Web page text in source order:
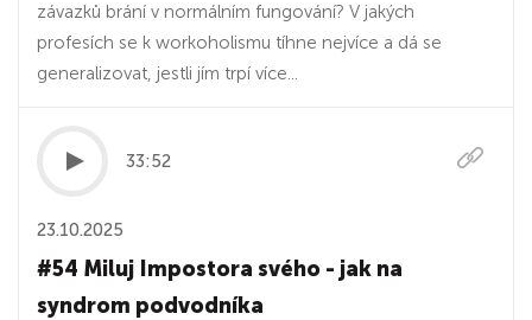
závazků brání v normálním fungování? V jakých
profesích se k workoholismu tíhne nejvíce a dá se
generalizovat, jestli jím trpí více...
33:52
23.10.2025
#54 Miluj Impostora svého - jak na
syndrom podvodníka